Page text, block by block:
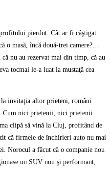
pierdut. Cât ar fi câştigat
o masă, încă două-trei camere?…
nu au rezervat mai din timp, că au
tocmai le-a luat la mustaţă cea
invitaţia altor prieteni, români
Cum nici prietenii, nici prietenii
clipă să vină la Cluj, profitând de
că firmele de închirieri auto nu mai
Norocul a făcut că o companie nou
un SUV nou şi performant,